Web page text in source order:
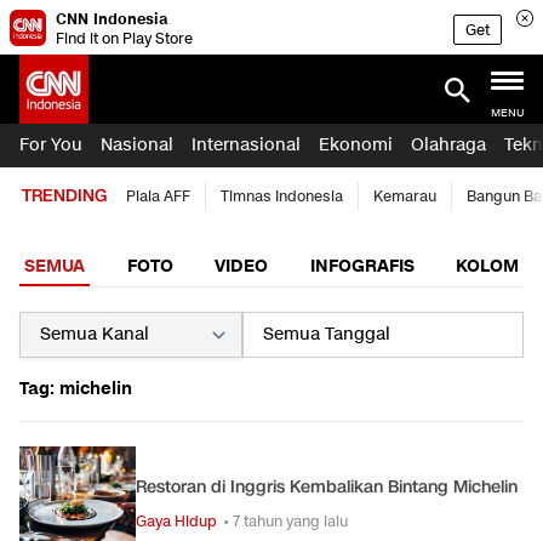
CNN Indonesia
Find it on Play Store
Get
MENU
For You Nasional Internasional Ekonomi Olahraga
TRENDING Piala AFF Timnas Indonesia Kemarau Bangun
SEMUA FOTO VIDEO INFOGRAFIS KOLOM
Tag: michelin
Restoran di Inggris Kembalikan Bintang Michelin
Gaya Hidup • 7 tahun yang lalu